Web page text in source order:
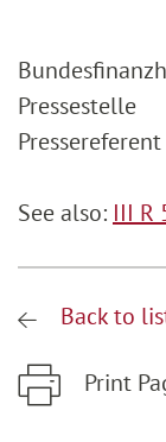
Pressestelle
See also: III R
Back to
Print